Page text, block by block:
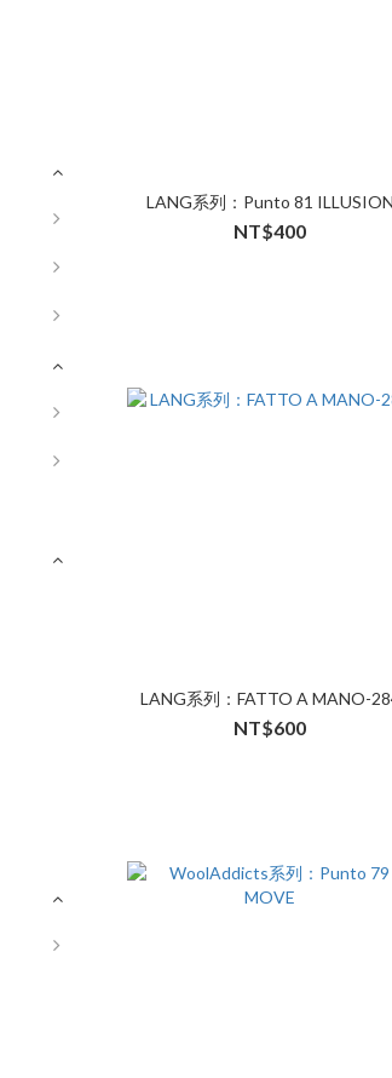
LANG系列：Punto 81 ILLUSION
NT$400
LANG系列：FATTO A MANO-
NT$600